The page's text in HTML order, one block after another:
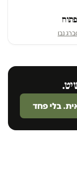
נבו
בלי פחד